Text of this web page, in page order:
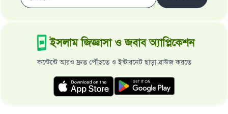
ইসলাম জিজ্ঞাসা ও জবাব অ্যাপ্লিকেশন
কন্টেন্টে আরও দ্রুত পৌঁছতে ও ইন্টারনেট ছাড়া ব্রাউজ করতে